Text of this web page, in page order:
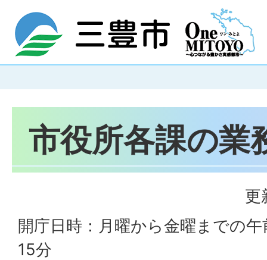
市役所各課の業
更
開庁日時：月曜から金曜までの
15分